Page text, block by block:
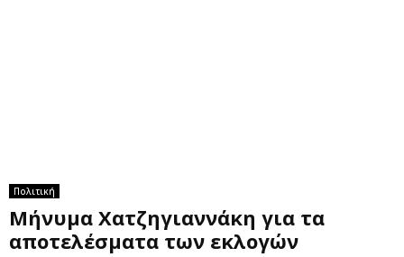
Πολιτική
Μήνυμα Χατζηγιαννάκη για τα
αποτελέσματα των εκλογών